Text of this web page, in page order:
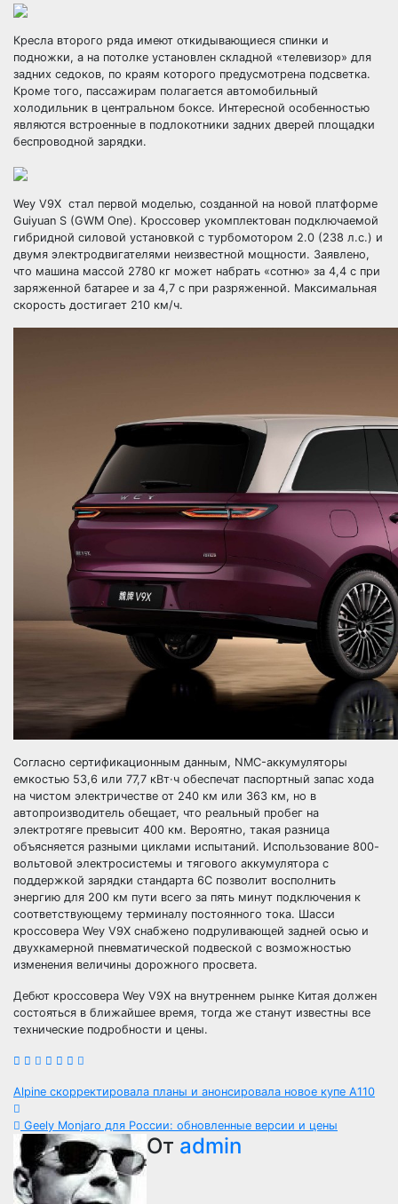
Кресла второго ряда имеют откидывающиеся спинки и
подножки, а на потолке установлен складной «телевизор» для
задних седоков, по краям которого предусмотрена подсветка.
Кроме того, пассажирам полагается автомобильный
холодильник в центральном боксе. Интересной особенностью
являются встроенные в подлокотники задних дверей площадки
беспроводной зарядки.
Wey V9X стал первой моделью, созданной на новой платформе
Guiyuan S (GWM One). Кроссовер укомплектован подключаемой
гибридной силовой установкой с турбомотором 2.0 (238 л.с.) и
двумя электродвигателями неизвестной мощности. Заявлено,
что машина массой 2780 кг может набрать «сотню» за 4,4 с при
заряженной батарее и за 4,7 с при разряженной. Максимальная
скорость достигает 210 км/ч.
Согласно сертификационным данным, NMC-аккумуляторы
емкостью 53,6 или 77,7 кВт·ч обеспечат паспортный запас хода
на чистом электричестве от 240 км или 363 км, но в
автопроизводитель обещает, что реальный пробег на
электротяге превысит 400 км. Вероятно, такая разница
объясняется разными циклами испытаний. Использование 800-
вольтовой электросистемы и тягового аккумулятора с
поддержкой зарядки стандарта 6C позволит восполнить
энергию для 200 км пути всего за пять минут подключения к
соответствующему терминалу постоянного тока. Шасси
кроссовера Wey V9X снабжено подруливающей задней осью и
двухкамерной пневматической подвеской с возможностью
изменения величины дорожного просвета.
Дебют кроссовера Wey V9X на внутреннем рынке Китая должен
состояться в ближайшее время, тогда же станут известны все
технические подробности и цены.
Навигация
по
записям
Alpine скорректировала планы и анонсировала новое купе A110
Geely Monjaro для России: обновленные версии и цены
От admin